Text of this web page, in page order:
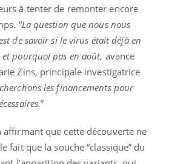
à tenter de remonter encore
“La question que nous nous
de savoir si le virus était déjà en
et pourquoi pas en août, avance
Zins, principale investigatrice
les financements pour
”
que cette découverte ne
fait que la souche “classique” du